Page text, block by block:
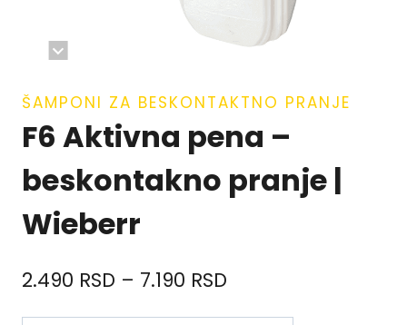
ŠAMPONI ZA BESKONTAKTNO PRANJE
F6 Aktivna pena –
beskontakno pranje |
Wieberr
2.490 RSD – 7.190 RSD